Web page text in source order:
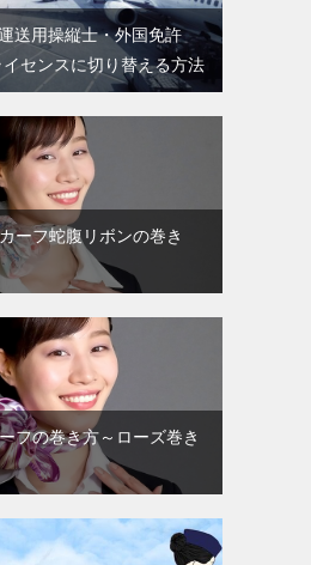
送用操縦士・外国免許
センスに切り替える方法
ーフ蛇腹リボンの巻き
フの巻き方～ローズ巻き